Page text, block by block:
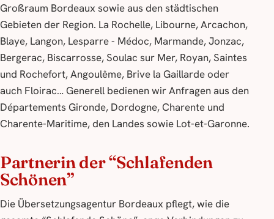
Großraum Bordeaux sowie aus den städtischen
Gebieten der Region. La Rochelle, Libourne, Arcachon,
Blaye, Langon, Lesparre - Médoc, Marmande, Jonzac,
Bergerac, Biscarrosse, Soulac sur Mer, Royan, Saintes
und Rochefort, Angoulême, Brive la Gaillarde oder
auch Floirac… Generell bedienen wir Anfragen aus den
Départements Gironde, Dordogne, Charente und
Charente-Maritime, den Landes sowie Lot-et-Garonne.
Partnerin der “Schlafenden
Schönen”
Die Übersetzungsagentur Bordeaux pflegt, wie die